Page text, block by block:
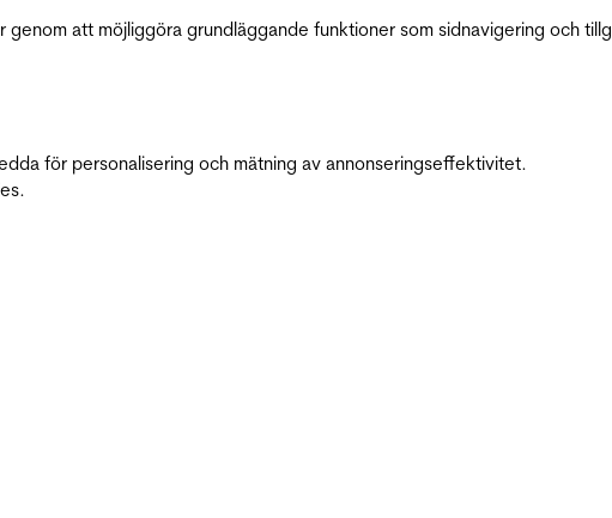
att möjliggöra grundläggande funktioner som sidnavigering och
för personalisering och mätning av annonseringseffektivitet.